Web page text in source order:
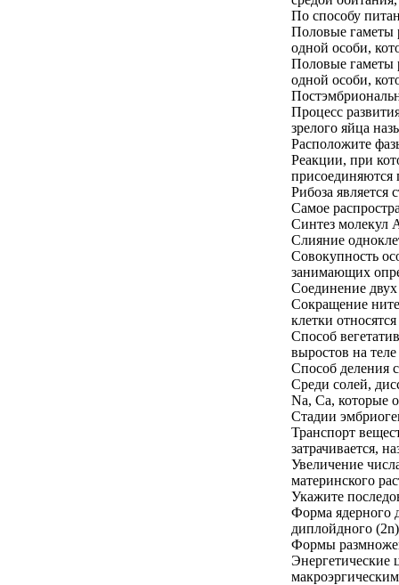
По способу
Половые гаметы
одной особи,
Половые гаметы
одной особи,
Процесс
зрелого яйца
Расположите
Реакции, при
Рибоза является
Самое
Синтез молекул
Слияние
Совокупность
занимающих
Соединение
Сокращение
клетки
Способ
выростов на
Способ деления
Среди солей,
Na, Ca, которые
Стадии
Транспорт
затрачивается,
Увеличение
материнского
Укажите
Форма ядерного
диплойдного
Формы
Энергетические